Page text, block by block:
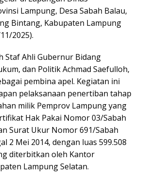
Lampung, Desa Sabah Balau,
Bintang, Kabupaten Lampung
2025).
Staf Ahli Gubernur Bidang
dan Politik Achmad Saefulloh,
pembina apel. Kegiatan ini
pelaksanaan penertiban tahap
milik Pemprov Lampung yang
Hak Pakai Nomor 03/Sabah
Surat Ukur Nomor 691/Sabah
2 Mei 2014, dengan luas 599.508
diterbitkan oleh Kantor
Lampung Selatan.